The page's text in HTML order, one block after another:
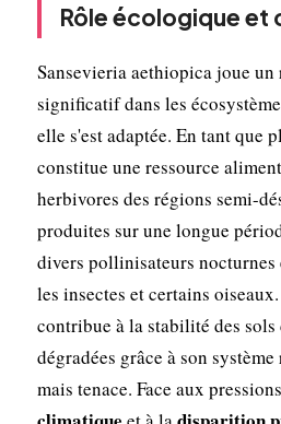
Rôle écologique et
Sansevieria aethiopica joue
significatif dans les
elle s'est adaptée. En tant que
constitue une ressource
herbivores des régions semi-
produites sur une longue
divers pollinisateurs nocturnes
les insectes et certains
contribue à la stabilité des sols
dégradées grâce à son
mais tenace. Face aux